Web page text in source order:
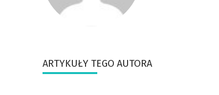
ARTYKUŁY TEGO AUTORA